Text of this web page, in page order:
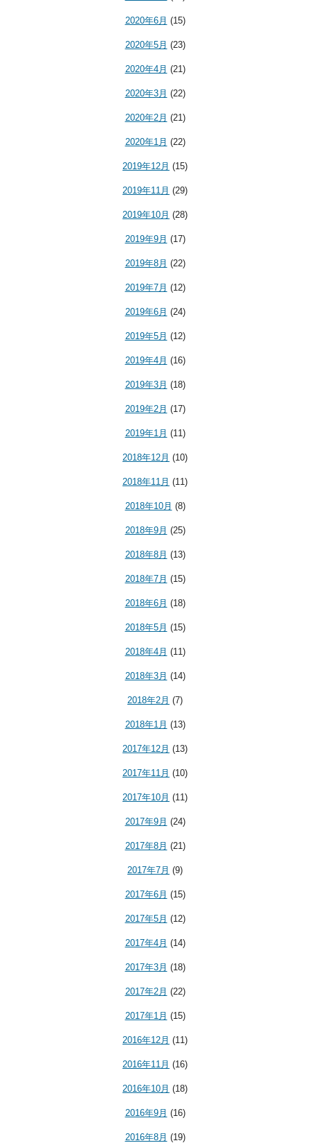
2020年6月 (15)
2020年5月 (23)
2020年4月 (21)
2020年3月 (22)
2020年2月 (21)
2020年1月 (22)
2019年12月 (15)
2019年11月 (29)
2019年10月 (28)
2019年9月 (17)
2019年8月 (22)
2019年7月 (12)
2019年6月 (24)
2019年5月 (12)
2019年4月 (16)
2019年3月 (18)
2019年2月 (17)
2019年1月 (11)
2018年12月 (10)
2018年11月 (11)
2018年10月 (8)
2018年9月 (25)
2018年8月 (13)
2018年7月 (15)
2018年6月 (18)
2018年5月 (15)
2018年4月 (11)
2018年3月 (14)
2018年2月 (7)
2018年1月 (13)
2017年12月 (13)
2017年11月 (10)
2017年10月 (11)
2017年9月 (24)
2017年8月 (21)
2017年7月 (9)
2017年6月 (15)
2017年5月 (12)
2017年4月 (14)
2017年3月 (18)
2017年2月 (22)
2017年1月 (15)
2016年12月 (11)
2016年11月 (16)
2016年10月 (18)
2016年9月 (16)
2016年8月 (19)